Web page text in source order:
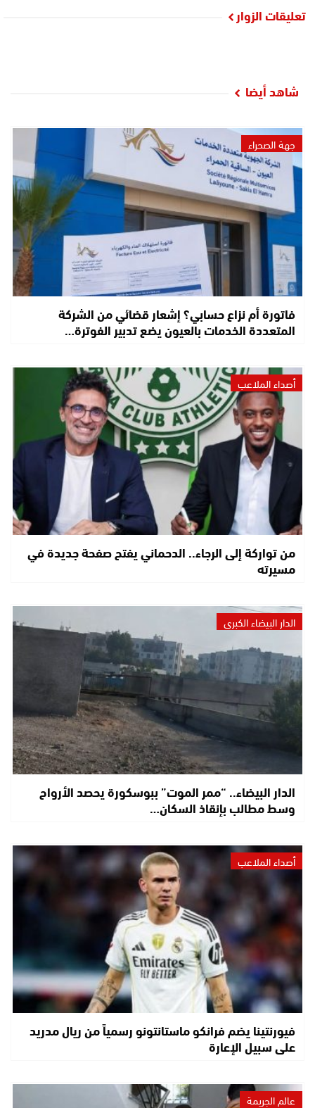
تعليقات الزوار
شاهد أيضا
جهة الصحراء
فاتورة أم نزاع حسابي؟ إشعار قضائي من الشركة
المتعددة الخدمات بالعيون يضع تدبير الفوترة…
أصداء الملاعب
من تواركة إلى الرجاء.. الدحماني يفتح صفحة جديدة في
مسيرته
الدار البيضاء الكبرى
الدار البيضاء.. “ممر الموت” ببوسكورة يحصد الأرواح
وسط مطالب بإنقاذ السكان…
أصداء الملاعب
فيورنتينا يضم فرانكو ماستانتونو رسمياً من ريال مدريد
على سبيل الإعارة
عالم الجريمة